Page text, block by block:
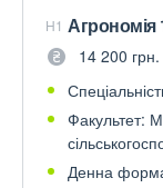
H1 Агрономія
14 200
Факультет:
Денна